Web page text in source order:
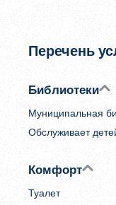
Перечень
Библиотеки
Муниципальная
Обслуживает
Комфорт
Туалет
Я согласен с
размещённых на